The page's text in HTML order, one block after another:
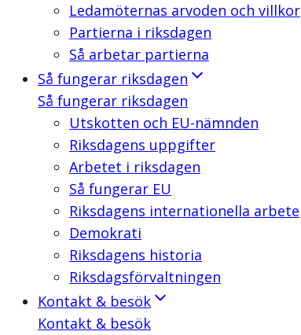
Ledamöternas arvoden och villkor
Partierna i riksdagen
Så arbetar partierna
Så fungerar riksdagen
Så fungerar riksdagen
Utskotten och EU-nämnden
Riksdagens uppgifter
Arbetet i riksdagen
Så fungerar EU
Riksdagens internationella arbete
Demokrati
Riksdagens historia
Riksdagsförvaltningen
Kontakt & besök
Kontakt & besök